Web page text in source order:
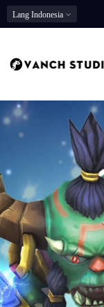
Lang Indonesia